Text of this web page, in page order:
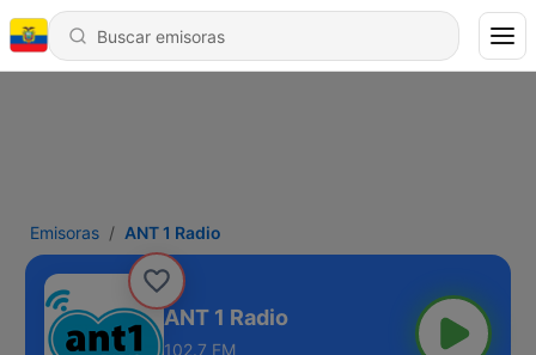
Emisoras ANT 1 Radio
ANT 1 Radio
102.7 FM